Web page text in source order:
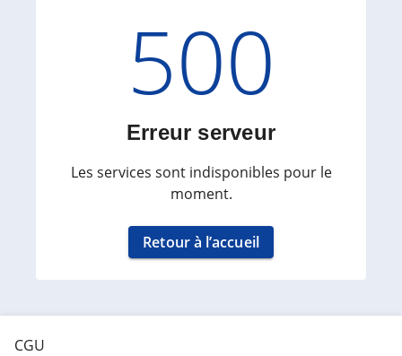
Code
500
Erreur serveur
Les services sont indisponibles pour le
moment.
Retour à l’accueil
CGU